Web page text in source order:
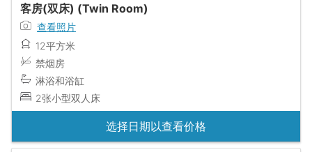
客房(双床) (Twin Room)
查看照片
12平方米
禁烟房
淋浴和浴缸
2张小型双人床
选择日期以查看价格